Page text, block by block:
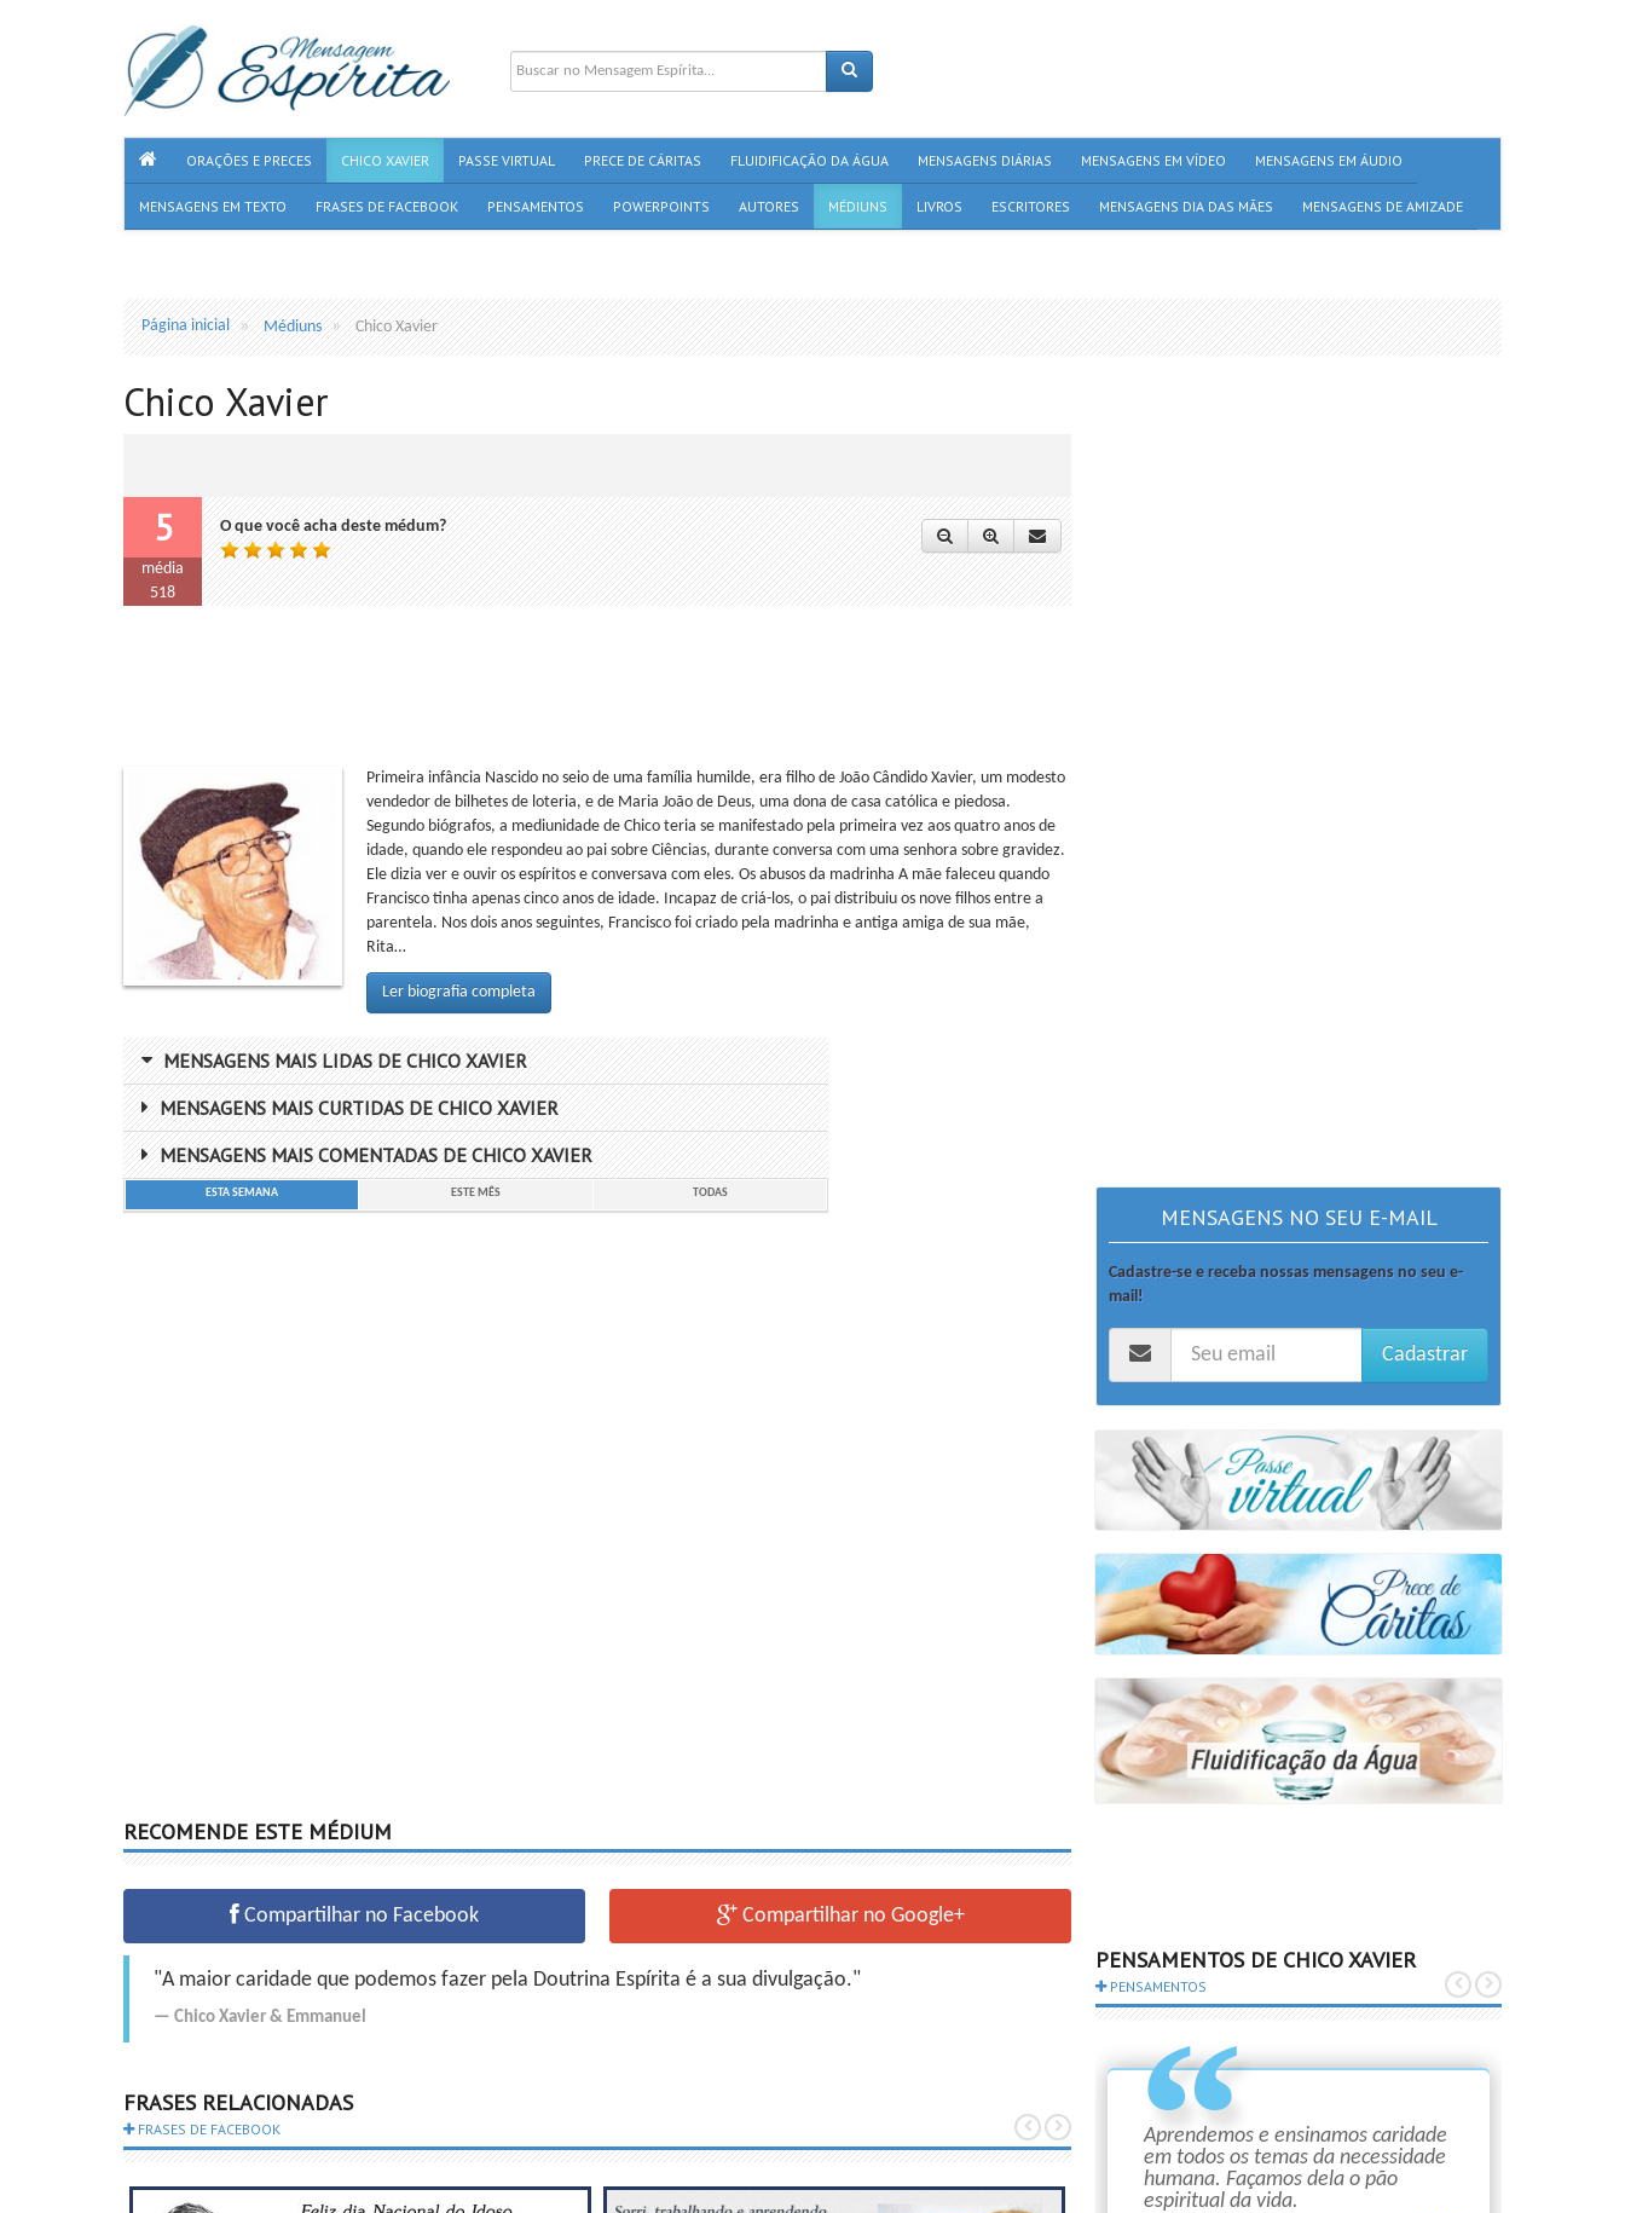
ORAÇÕES E PRECES CHICO XAVIER PASSE VIRTUAL PRECE DE CÁRITAS FLUIDIFICAÇÃO DA ÁGUA MENSAGENS DIÁRIAS MENSAGENS EM VÍDEO MENSAGENS EM ÁUDIO
MENSAGENS EM TEXTO FRASES DE FACEBOOK PENSAMENTOS POWERPOINTS AUTORES MÉDIUNS LIVROS ESCRITORES MENSAGENS DIA DAS MÃES MENSAGENS DE AMIZADE
Página inicial Médiuns Chico Xavier
Chico Xavier
5
média
518
O que você acha deste médum?
Primeira infância Nascido no seio de uma família humilde, era filho de João Cândido Xavier, um modesto
vendedor de bilhetes de loteria, e de Maria João de Deus, uma dona de casa católica e piedosa.
Segundo biógrafos, a mediunidade de Chico teria se manifestado pela primeira vez aos quatro anos de
idade, quando ele respondeu ao pai sobre Ciências, durante conversa com uma senhora sobre gravidez.
Ele dizia ver e ouvir os espíritos e conversava com eles. Os abusos da madrinha A mãe faleceu quando
Francisco tinha apenas cinco anos de idade. Incapaz de criá-los, o pai distribuiu os nove filhos entre a
parentela. Nos dois anos seguintes, Francisco foi criado pela madrinha e antiga amiga de sua mãe,
Rita…
Ler biografia completa
MENSAGENS MAIS LIDAS DE CHICO XAVIER
MENSAGENS MAIS CURTIDAS DE CHICO XAVIER
MENSAGENS MAIS COMENTADAS DE CHICO XAVIER
ESTA SEMANA ESTE MÊS TODAS
RECOMENDE ESTE MÉDIUM
Compartilhar no Facebook Compartilhar no Google+
"A maior caridade que podemos fazer pela Doutrina Espírita é a sua divulgação."
Chico Xavier & Emmanuel
FRASES RELACIONADAS
FRASES DE FACEBOOK
MENSAGENS NO SEU E-MAIL
Cadastre-se e receba nossas mensagens no seu e-
mail!
Cadastrar
PENSAMENTOS DE CHICO XAVIER
PENSAMENTOS
Aprendemos e ensinamos caridade
em todos os temas da necessidade
humana. Façamos dela o pão
espiritual da vida.